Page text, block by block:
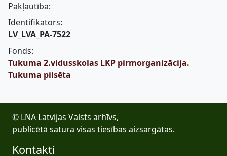
Pakļautība:
Identifikators:
LV_LVA_PA-7522
Fonds:
Tukuma 2.vidusskolas LKP pirmorganizācija.
Tukuma pilsēta
© LNA Latvijas Valsts arhīvs,
publicētā satura visas tiesības aizsargātas.
Kontakti